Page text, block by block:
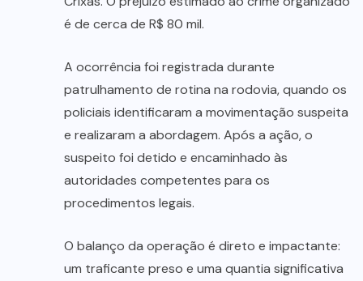
é de cerca de R$ 80 mil.
A ocorrência foi registrada durante
patrulhamento de rotina na rodovia, quando os
policiais identificaram a movimentação suspeita
e realizaram a abordagem. Após a ação, o
suspeito foi detido e encaminhado às
autoridades competentes para os
procedimentos legais.
O balanço da operação é direto e impactante:
um traficante preso e uma quantia significativa